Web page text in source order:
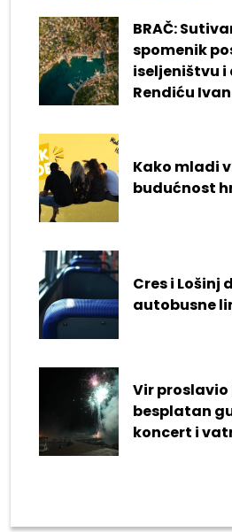
BRAČ:
spomenik
iseljeništvu i
Rendiću
Kako mladi
budućnost
Cres i Lošinj
autobusne
Vir proslavio
besplatan
koncert i